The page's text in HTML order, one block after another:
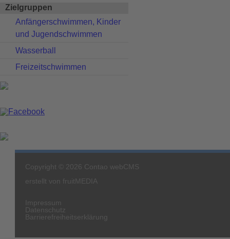
Zielgruppen
Navigation
überspringen
Anfängerschwimmen, Kinder
und Jugendschwimmen
Wasserball
Freizeitschwimmen
Copyright © 2026 Contao webCMS
erstellt von fruitMEDIA
Impressum
Datenschutz
Barrierefreiheitserklärung